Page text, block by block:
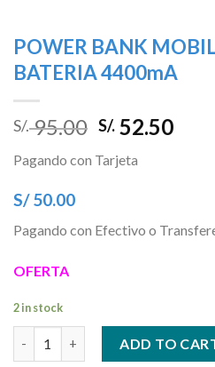
POWER BANK
BATERIA 4400mA
S/.95.00 S/. 52.50
Pagando con Tarjeta
S/ 50.00
Pagando con Efectivo o
OFERTA
2 in stock
ADD TO